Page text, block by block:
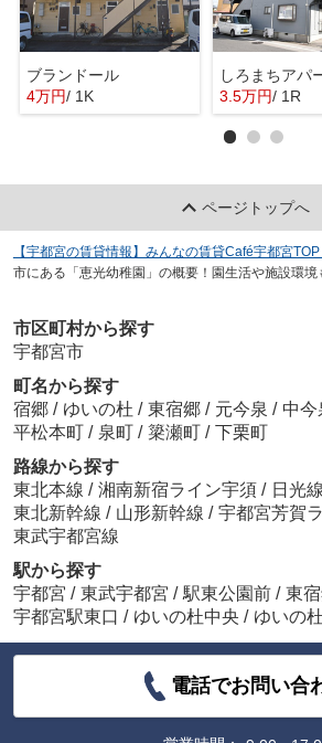
ブランドール
4万円/ 1K
しろまちアパ
3.5万円/ 1R
ページトップへ
【宇都宮の賃貸情報】みんなの賃貸Café宇都宮TOP
市にある「恵光幼稚園」の概要！園生活や施設環境
市区町村から探す
宇都宮市
町名から探す
宿郷 / ゆいの杜 / 東宿郷 / 元今泉 / 中今
平松本町 / 泉町 / 簗瀬町 / 下栗町
路線から探す
東北本線 / 湘南新宿ライン宇須 / 日光線
東北新幹線 / 山形新幹線 / 宇都宮芳賀
東武宇都宮線
駅から探す
宇都宮 / 東武宇都宮 / 駅東公園前 / 東
宇都宮駅東口 / ゆいの杜中央 / ゆいの
電話でお問い合